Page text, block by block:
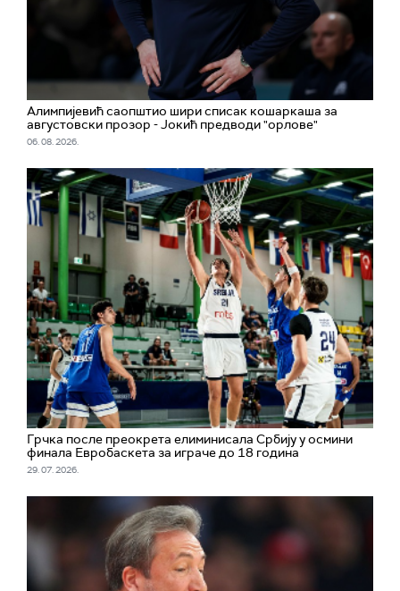
Алимпијевић саопштио шири списак кошаркаша за
августовски прозор - Јокић предводи "орлове"
06. 08. 2026.
Грчка после преокрета елиминисала Србију у осмини
финала Евробаскета за играче до 18 година
29. 07. 2026.